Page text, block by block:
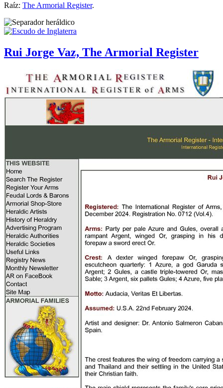
Raíz: The Armorial Register.
Rui Jorge Vaz, The Armorial Register